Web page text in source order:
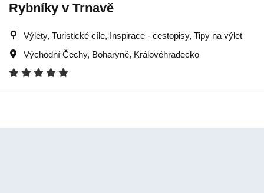
Rybníky v Trnavě
Výlety, Turistické cíle, Inspirace - cestopisy, Tipy na výlet
Východní Čechy, Boharyně, Královéhradecko